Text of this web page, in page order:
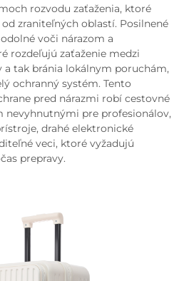
rozvodu zaťaženia, ktoré
zraniteľných oblastí. Posilnené
voči nárazom a
rozdeľujú zaťaženie medzi
tak bránia lokálnym poruchám,
ochranný systém. Tento
pred nárazmi robí cestovné
nevyhnutnými pre profesionálov,
drahé elektronické
veci, ktoré vyžadujú
prepravy.